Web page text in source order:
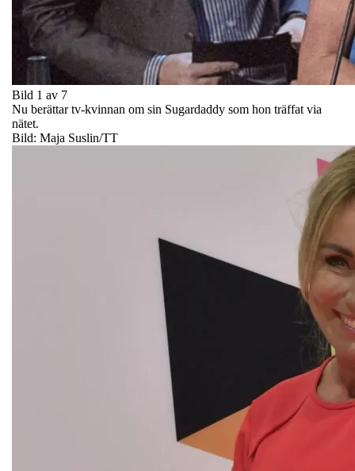
Bild 1 av 7
Nu berättar tv-kvinnan om sin Sugardaddy som hon träffat via
nätet.
Bild: Maja Suslin/TT